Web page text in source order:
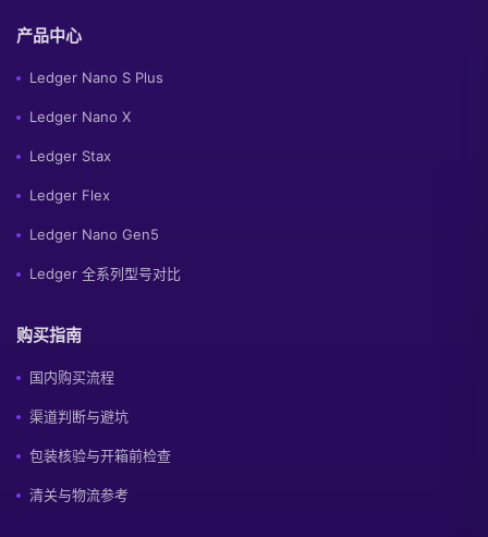
产品中心
Ledger Nano S Plus
Ledger Nano X
Ledger Stax
Ledger Flex
Ledger Nano Gen5
Ledger 全系列型号对比
购买指南
国内购买流程
渠道判断与避坑
包装核验与开箱前检查
清关与物流参考